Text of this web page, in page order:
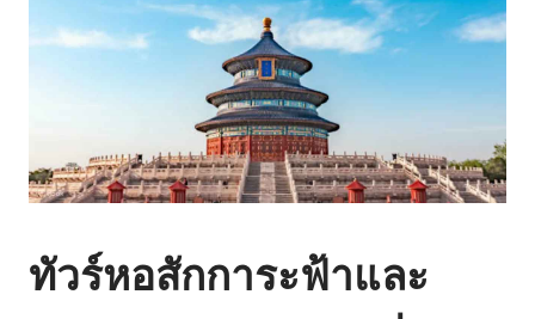
ทัวร์หอสักการะฟ้าและ